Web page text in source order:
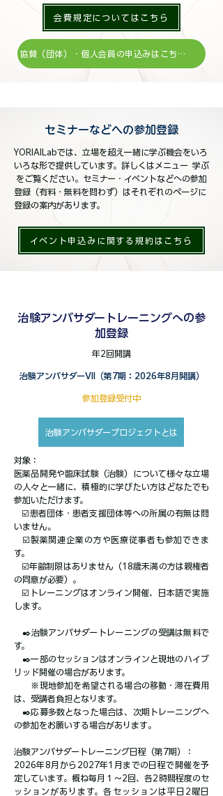
会費規定についてはこちら
協賛（団体）・個人会員の申込みはこちら
セミナーなどへの参加登録
YORIAILabでは、立場を超え一緒に学ぶ機会をいろ
いろな形で提供しています。詳しくはメニュー 学ぶ
をご覧ください。セミナー・イベントなどへの参加
登録（有料・無料を問わず）はそれぞれのページに
登録の案内があります。
イベント申込みに関する規約はこちら
​治験アンバサダートレーニングへの参
加登録
​年2回開講
​治験アンバサダーVII（第7期：2026年8月開講）
参加登録受付中
治験アンバサダープロジェクトとは
対象：
医薬品開発や臨床試験（治験）について様々な立場
の人々と一緒に、積極的に学びたい方はどなたでも
参加いただけます。
☑️患者団体・患者支援団体等への所属の有無は問
いません。
☑️製薬関連企業の方や医療従事者も参加できま
す。
☑️年齢制限はありません（18歳未満の方は親権者
の同意が必要）。
☑️トレーニングはオンライン開催、日本語で実施
します。
✒️治験アンバサダートレーニングの受講は無料で
す。
✒️一部のセッションはオンラインと現地のハイブ
リッド開催の場合があります。
※現地参加を希望される場合の移動・滞在費用
は、受講者負担となります。
✒️応募多数となった場合は、次期トレーニングへ
の参加をお願いする場合があります​。
治験アンバサダートレーニング日程（第7期）：
2026年8月から2027年1月までの日程で開催を予
定しています。概ね毎月１～2回、各2時間程度のセ
ッションがあります。各セッションは平日2曜日